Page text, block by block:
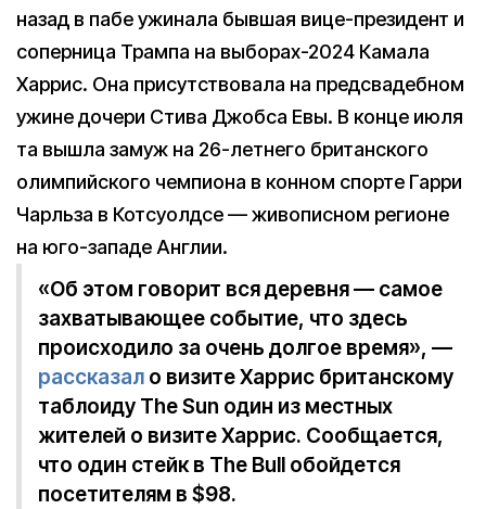
назад в пабе ужинала бывшая вице-президент и
соперница Трампа на выборах-2024 Камала
Харрис. Она присутствовала на предсвадебном
ужине дочери Стива Джобса Евы. В конце июля
та вышла замуж на 26-летнего британского
олимпийского чемпиона в конном спорте Гарри
Чарльза в Котсуолдсе — живописном регионе
на юго-западе Англии.
«Об этом говорит вся деревня — самое
захватывающее событие, что здесь
происходило за очень долгое время», —
рассказал о визите Харрис британскому
таблоиду The Sun один из местных
жителей о визите Харрис. Сообщается,
что один стейк в The Bull обойдется
посетителям в $98.